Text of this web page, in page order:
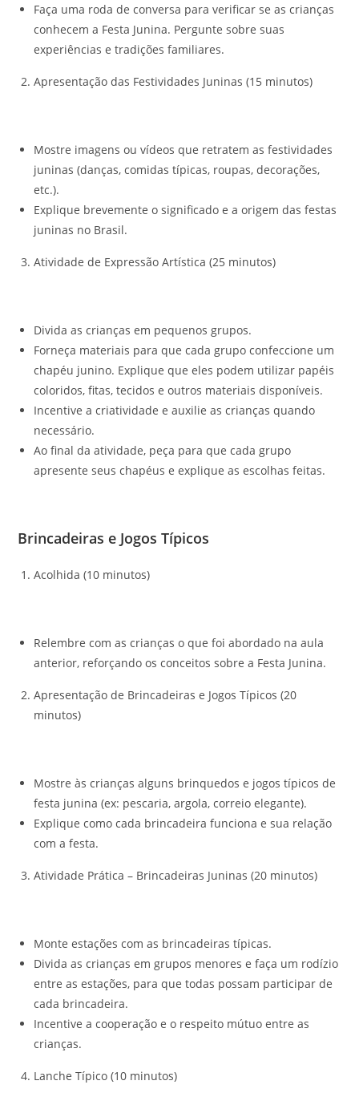
Faça uma roda de conversa para verificar se as crianças
conhecem a Festa Junina. Pergunte sobre suas
experiências e tradições familiares.
Apresentação das Festividades Juninas (15 minutos)
Mostre imagens ou vídeos que retratem as festividades
juninas (danças, comidas típicas, roupas, decorações,
etc.).
Explique brevemente o significado e a origem das festas
juninas no Brasil.
Atividade de Expressão Artística (25 minutos)
Divida as crianças em pequenos grupos.
Forneça materiais para que cada grupo confeccione um
chapéu junino. Explique que eles podem utilizar papéis
coloridos, fitas, tecidos e outros materiais disponíveis.
Incentive a criatividade e auxilie as crianças quando
necessário.
Ao final da atividade, peça para que cada grupo
apresente seus chapéus e explique as escolhas feitas.
Brincadeiras e Jogos Típicos
Acolhida (10 minutos)
Relembre com as crianças o que foi abordado na aula
anterior, reforçando os conceitos sobre a Festa Junina.
Apresentação de Brincadeiras e Jogos Típicos (20
minutos)
Mostre às crianças alguns brinquedos e jogos típicos de
festa junina (ex: pescaria, argola, correio elegante).
Explique como cada brincadeira funciona e sua relação
com a festa.
Atividade Prática – Brincadeiras Juninas (20 minutos)
Monte estações com as brincadeiras típicas.
Divida as crianças em grupos menores e faça um rodízio
entre as estações, para que todas possam participar de
cada brincadeira.
Incentive a cooperação e o respeito mútuo entre as
crianças.
Lanche Típico (10 minutos)